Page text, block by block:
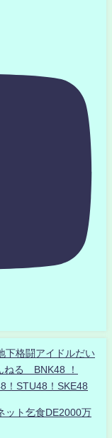
格闘アイドルだい
ねる BNK48 ！
！STU48！SKE48
ット乞食DE2000万